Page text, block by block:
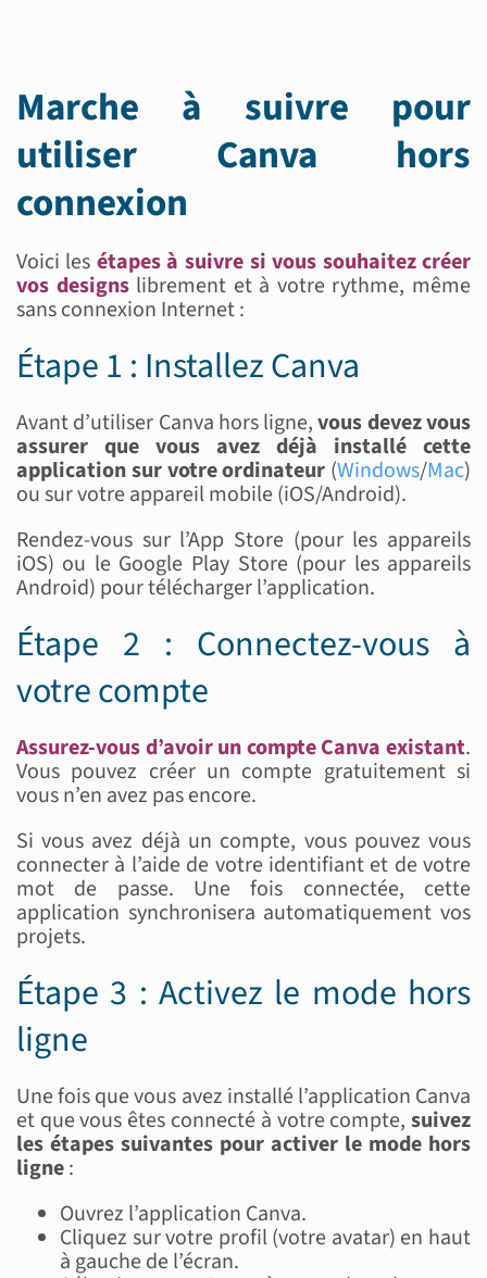
Marche à suivre pour
utiliser Canva hors
connexion
Voici les étapes à suivre si vous souhaitez créer
vos designslibrement et à votre rythme, même
sans connexion Internet :
Étape 1 : Installez Canva
Avant d’utiliser Canva hors ligne,vous devez vous
assurer que vous avez déjà installé cette
application sur votre ordinateur (Windows/Mac)
ou sur votre appareil mobile (iOS/Android).
Rendez-vous sur l’App Store (pour les appareils
iOS) ou le Google Play Store (pour les appareils
Android) pour télécharger l’application.
Étape 2 : Connectez-vous à
votre compte
Assurez-vous d’avoir un compte Canva existant.
Vous pouvez créer un compte gratuitement si
vous n’en avez pas encore.
Si vous avez déjà un compte, vous pouvez vous
connecter à l’aide de votre identifiant et de votre
mot de passe. Une fois connectée, cette
application synchronisera automatiquement vos
projets.
Étape 3 : Activez le mode hors
ligne
Une fois que vous avez installé l’application Canva
et que vous êtes connecté à votre compte,suivez
les étapes suivantes pour activer le mode hors
ligne:
Ouvrez l’application Canva.
Cliquez sur votre profil (votre avatar) en haut
à gauche de l’écran.